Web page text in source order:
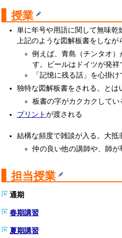
授業
単に年号や用語に関して無味
上記のような図解板書をしな
例えば、青島（チンタオ
す。ビールはドイツが発祥
「記憶に残る話」を心掛
独特な図解板書をされる。とは
板書の字がカクカクしてい
プリント が渡される
結構な頻度で雑談が入る。大抵
仲の良い他の講師や、師が
担当授業
通期
春期講習
夏期講習